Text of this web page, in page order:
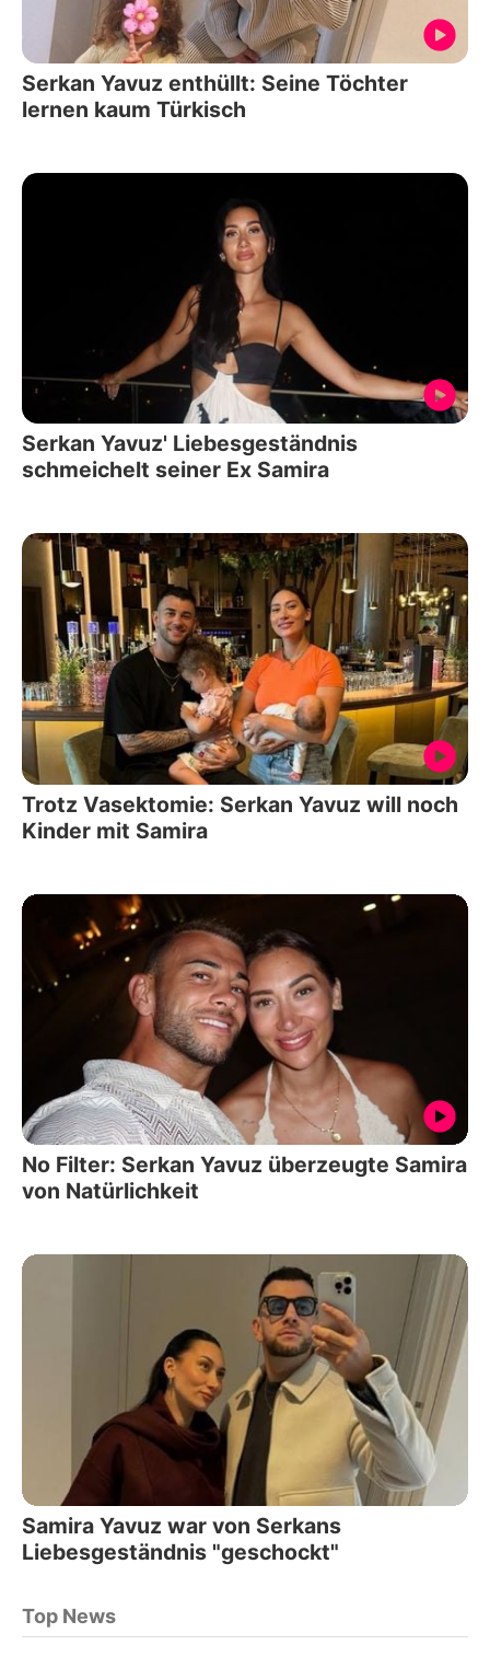
Serkan Yavuz enthüllt: Seine Töchter
lernen kaum Türkisch
Serkan Yavuz' Liebesgeständnis
schmeichelt seiner Ex Samira
Trotz Vasektomie: Serkan Yavuz will noch
Kinder mit Samira
No Filter: Serkan Yavuz überzeugte Samira
von Natürlichkeit
Samira Yavuz war von Serkans
Liebesgeständnis "geschockt"
Top News